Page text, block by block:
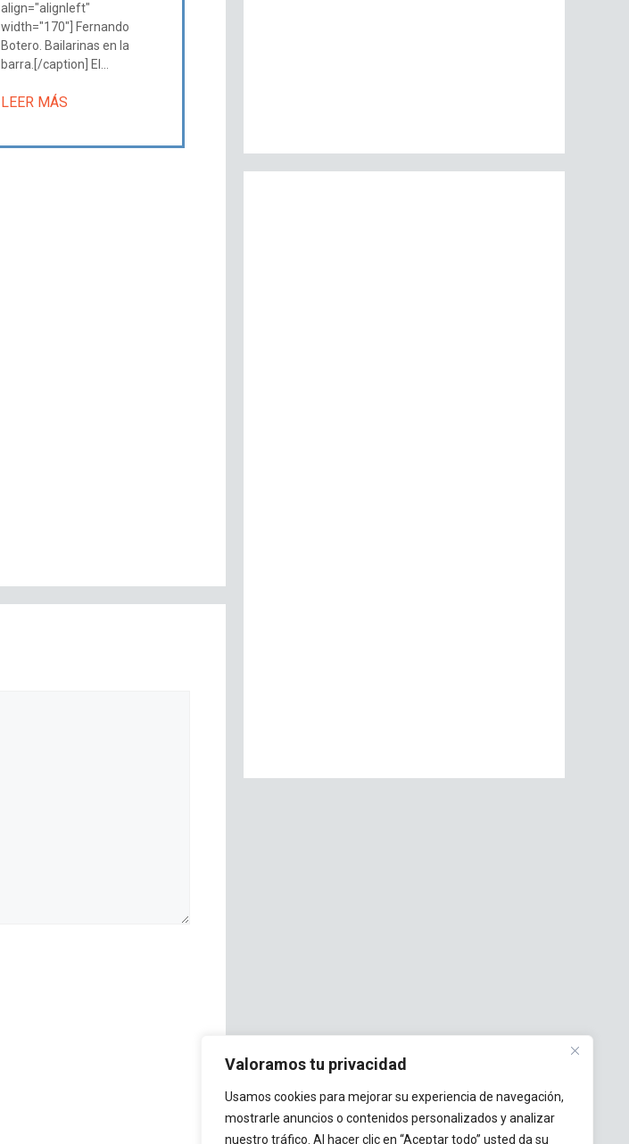
Valoramos tu privacidad
Usamos cookies para mejorar su experiencia de navegación,
mostrarle anuncios o contenidos personalizados y analizar
nuestro tráfico. Al hacer clic en “Aceptar todo” usted da su
align="alignleft"
width="170"] Fernando
Botero. Bailarinas en la
barra.[/caption] El...
LEER MÁS